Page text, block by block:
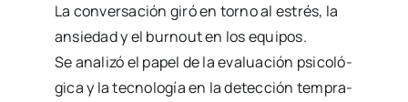
La con­ver­sa­ción giró en torno al estrés, la
ansie­dad y el bur­nout en los equi­pos.
Se ana­li­zó el papel de la eva­lua­ción psi­co­ló­
gi­ca y la tec­no­lo­gía en la detec­ción tem­pra­